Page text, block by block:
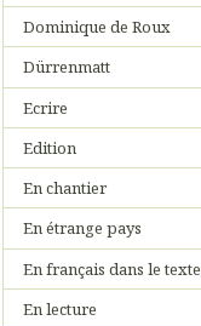
Dominique de Roux
Dürrenmatt
Ecrire
Edition
En chantier
En étrange pays
En français dans le texte
En lecture